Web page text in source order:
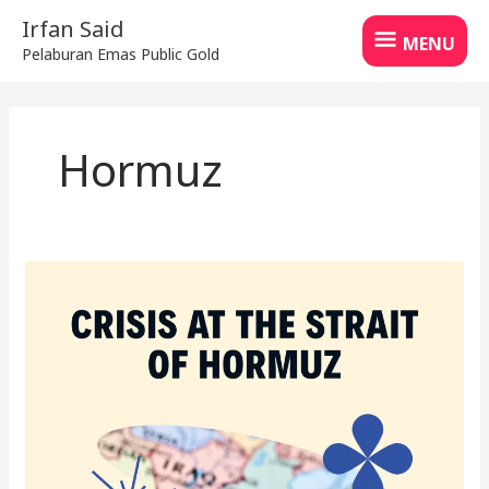
content
Irfan Said
Pelaburan Emas Public Gold
MENU
MENU
Hormuz